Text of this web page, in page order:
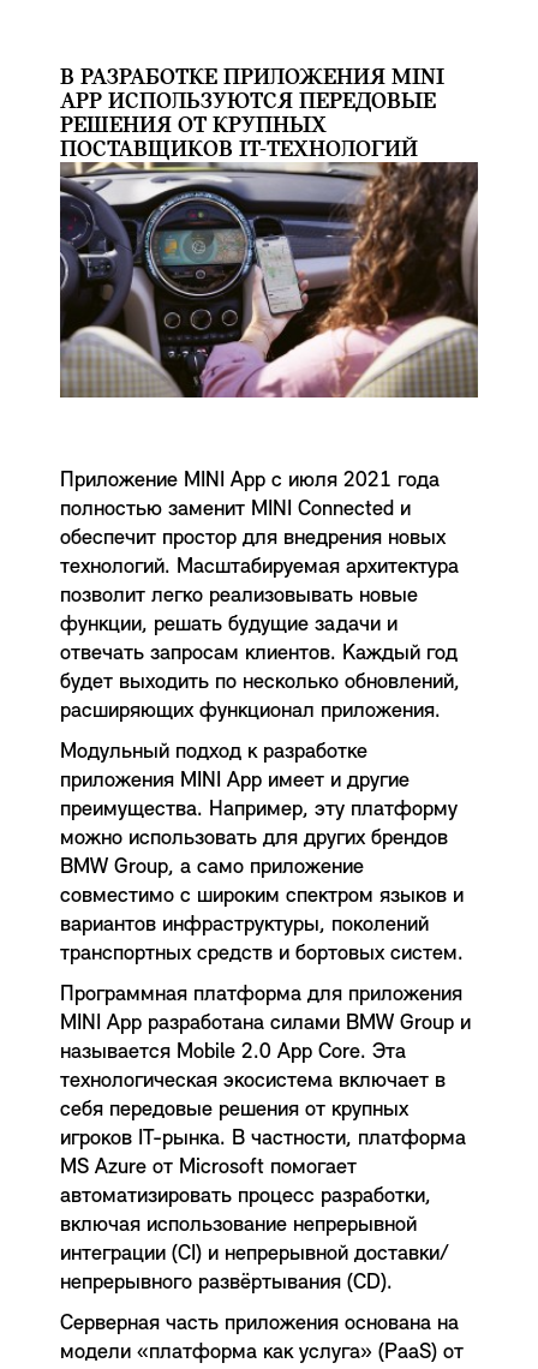
В РАЗРАБОТКЕ ПРИЛОЖЕНИЯ MINI
APP ИСПОЛЬЗУЮТСЯ ПЕРЕДОВЫЕ
РЕШЕНИЯ ОТ КРУПНЫХ
ПОСТАВЩИКОВ IT-ТЕХНОЛОГИЙ
Приложение MINI App с июля 2021 года
полностью заменит MINI Connected и
обеспечит простор для внедрения новых
технологий. Масштабируемая архитектура
позволит легко реализовывать новые
функции, решать будущие задачи и
отвечать запросам клиентов. Каждый год
будет выходить по несколько обновлений,
расширяющих функционал приложения.
Модульный подход к разработке
приложения MINI App имеет и другие
преимущества. Например, эту платформу
можно использовать для других брендов
BMW Group, а само приложение
совместимо с широким спектром языков и
вариантов инфраструктуры, поколений
транспортных средств и бортовых систем.
Программная платформа для приложения
MINI App разработана силами BMW Group и
называется Mobile 2.0 App Core. Эта
технологическая экосистема включает в
себя передовые решения от крупных
игроков IT-рынка. В частности, платформа
MS Azure от Microsoft помогает
автоматизировать процесс разработки,
включая использование непрерывной
интеграции (CI) и непрерывной доставки/
непрерывного развёртывания (CD).
Серверная часть приложения основана на
модели «платформа как услуга» (PaaS) от